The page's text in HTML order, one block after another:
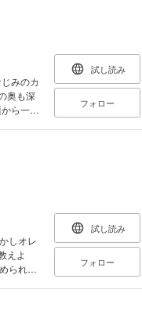
みのカ
奥も深
ら一緒
ン美容
愛妃）
』（水
れちゃ
同級
プス』
S豹変
は、
試し読み
フォロー
しオレ
えよ
られな
試し読み
フォロー